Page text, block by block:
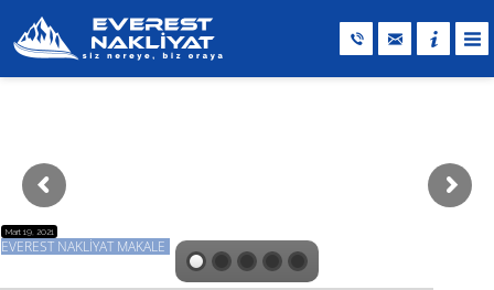
EVEREST NAKLİYAT MAKALE
Mart 19, 2021